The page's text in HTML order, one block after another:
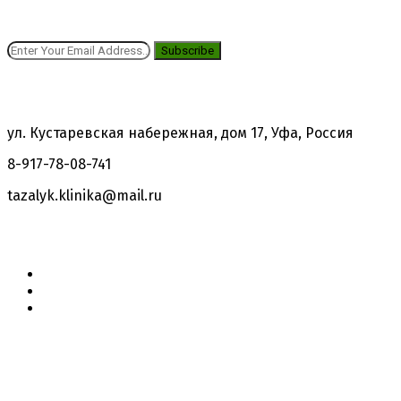
Subscribe
ул. Кустаревская набережная, дом 17, Уфа, Россия
8-917-78-08-741
tazalyk.klinika@mail.ru